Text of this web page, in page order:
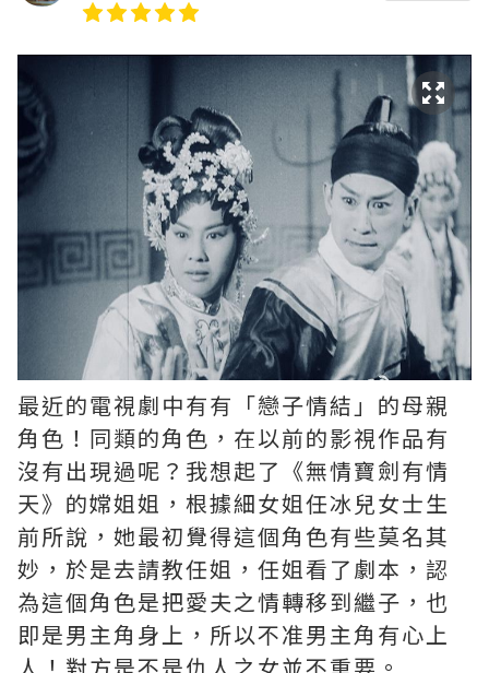
最近的電視劇中有有「戀子情結」的母親
角色！同類的角色，在以前的影視作品有
沒有出現過呢？我想起了《無情寶劍有情
天》的嫦姐姐，根據細女姐任冰兒女士生
前所說，她最初覺得這個角色有些莫名其
妙，於是去請教任姐，任姐看了劇本，認
為這個角色是把愛夫之情轉移到繼子，也
即是男主角身上，所以不准男主角有心上